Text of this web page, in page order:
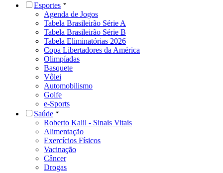
Esportes
Agenda de Jogos
Tabela Brasileirão Série A
Tabela Brasileirão Série B
Tabela Eliminatórias 2026
Copa Libertadores da América
Olimpíadas
Basquete
Vôlei
Automobilismo
Golfe
e-Sports
Saúde
Roberto Kalil - Sinais Vitais
Alimentação
Exercícios Físicos
Vacinação
Câncer
Drogas